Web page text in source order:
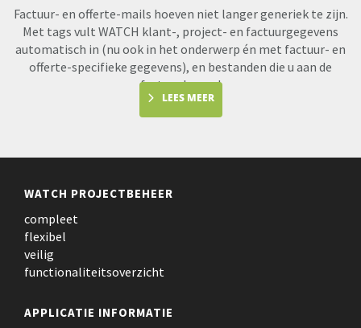
Factuur- en offerte-mails hoeven niet langer generiek te zijn.
Met tags vult WATCH klant-, project- en factuurgegevens
automatisch in (nu ook in het onderwerp én met factuur- en
offerte-specifieke gegevens), en bestanden die u aan de
factuur koppel
LEES MEER
WATCH PROJECTBEHEER
compleet
flexibel
veilig
functionaliteitsoverzicht
APPLICATIE INFORMATIE